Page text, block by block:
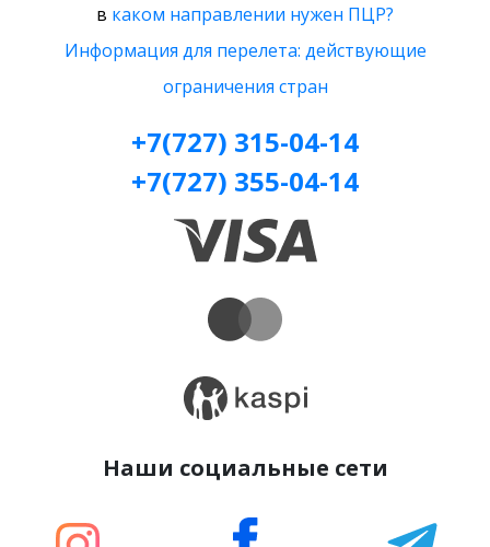
в каком направлении нужен ПЦР?
Информация для перелета: действующие
ограничения стран
+7(727) 315-04-14
+7(727) 355-04-14
Наши социальные сети